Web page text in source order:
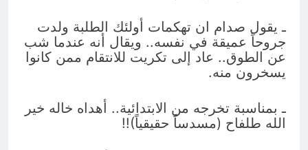
ـ يقول صدام ان تهكمات أولئك الطلبة ولدت
جروحاً عميقة في نفسه.. ويقال أنه عندما شب
عن الطوق.. عاد إلى تكريت للانتقام ممن كانوا
يسخرون منه.
ـ بمناسبة تخرجه من الابتدائية.. أهداه خاله خير
الله طلفاح (مسدساً حقيقياً)!!